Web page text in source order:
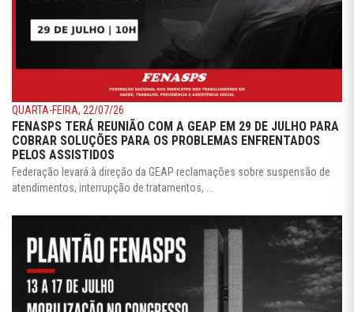
QUARTA-FEIRA, 22/07/26
FENASPS TERÁ REUNIÃO COM A GEAP EM 29 DE JULHO PARA
COBRAR SOLUÇÕES PARA OS PROBLEMAS ENFRENTADOS
PELOS ASSISTIDOS
Federação levará à direção da GEAP reclamações sobre suspensão de
atendimentos, interrupção de tratamentos, ...